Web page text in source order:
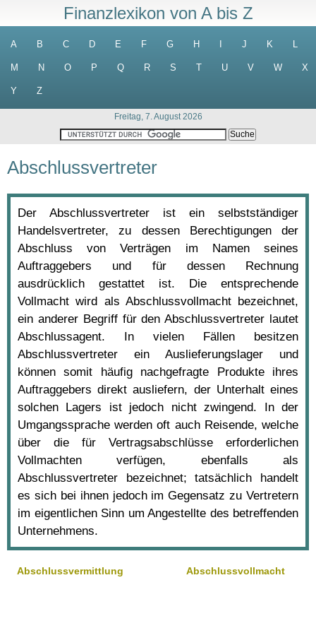
Finanzlexikon von A bis Z
A B C D E F G H J K L
M N O P Q R S T U V W X
Y Z
Freitag, 7. August 2026
Abschlussvertreter
Der Abschlussvertreter ist ein selbstständiger
Handelsvertreter, zu dessen Berechtigungen der
Abschluss von Verträgen im Namen seines
Auftraggebers und für dessen Rechnung
ausdrücklich gestattet ist. Die entsprechende
Vollmacht wird als Abschlussvollmacht bezeichnet,
ein anderer Begriff für den Abschlussvertreter lautet
Abschlussagent. In vielen Fällen besitzen
Abschlussvertreter ein Auslieferungslager und
können somit häufig nachgefragte Produkte ihres
Auftraggebers direkt ausliefern, der Unterhalt eines
solchen Lagers ist jedoch nicht zwingend. In der
Umgangssprache werden oft auch Reisende, welche
über die für Vertragsabschlüsse erforderlichen
Vollmachten verfügen, ebenfalls als
Abschlussvertreter bezeichnet; tatsächlich handelt
es sich bei ihnen jedoch im Gegensatz zu Vertretern
im eigentlichen Sinn um Angestellte des betreffenden
Unternehmens.
Abschlussvermittlung Abschlussvollmacht